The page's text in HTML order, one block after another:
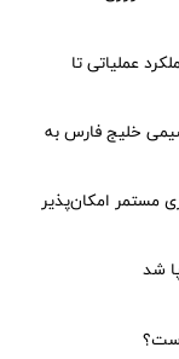
۱۴۰۵؛ از بهبود عملکرد عملیاتی تا
پتروشیمی خلیج فارس به
مستمر امکان‌پذیر
شد